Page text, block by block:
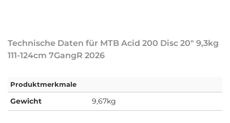
Technische Daten für MTB Acid 200 Disc 20" 9,3kg
111-124cm 7GangR 2026
Produktmerkmale
Gewicht 9,67kg